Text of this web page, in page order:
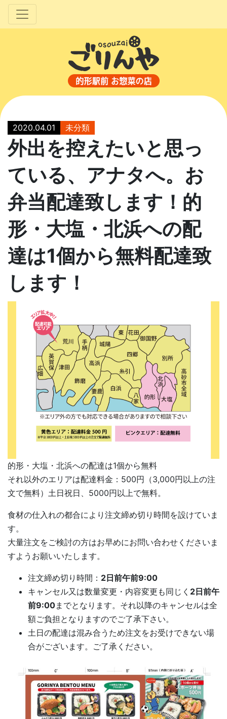
2020.04.01 未分類
外出を控えたいと思っ
ている、アナタへ。お
弁当配達致します！的
形・大塩・北浜への配
達は1個から無料配達致
します！
的形・大塩・北浜への配達は1個から無料
それ以外のエリアは配達料金：500円（3,000円以上の注
文で無料）土日祝日、5000円以上で無料。
食材の仕入れの都合により注文締め切り時間を設けていま
す。
大量注文をご検討の方はお早めにお問い合わせくださいま
すようお願いいたします。
注文締め切り時間： 2日前午前9:00
キャンセル又は数量変更・内容変更も同じく 2日前午
前9:00までとなります。それ以降のキャンセルは全
額ご負担となりますのでご了承下さい。
土日の配達は混み合うため注文をお受けできない場
合がございます。ご了承ください。